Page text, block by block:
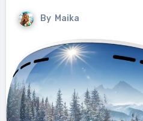
By Maika